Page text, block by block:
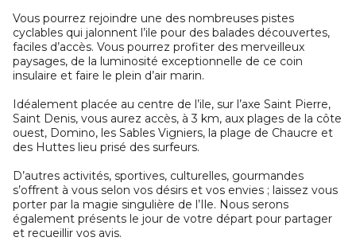
Vous pourrez rejoindre une des nombreuses pistes
cyclables qui jalonnent l’ile pour des balades découvertes,
faciles d’accès. Vous pourrez profiter des merveilleux
paysages, de la luminosité exceptionnelle de ce coin
insulaire et faire le plein d’air marin.
Idéalement placée au centre de l’ile, sur l’axe Saint Pierre,
Saint Denis, vous aurez accès, à 3 km, aux plages de la côte
ouest, Domino, les Sables Vigniers, la plage de Chaucre et
des Huttes lieu prisé des surfeurs.
D’autres activités, sportives, culturelles, gourmandes
s’offrent à vous selon vos désirs et vos envies ; laissez vous
porter par la magie singulière de l’Ile. Nous serons
également présents le jour de votre départ pour partager
et recueillir vos avis.